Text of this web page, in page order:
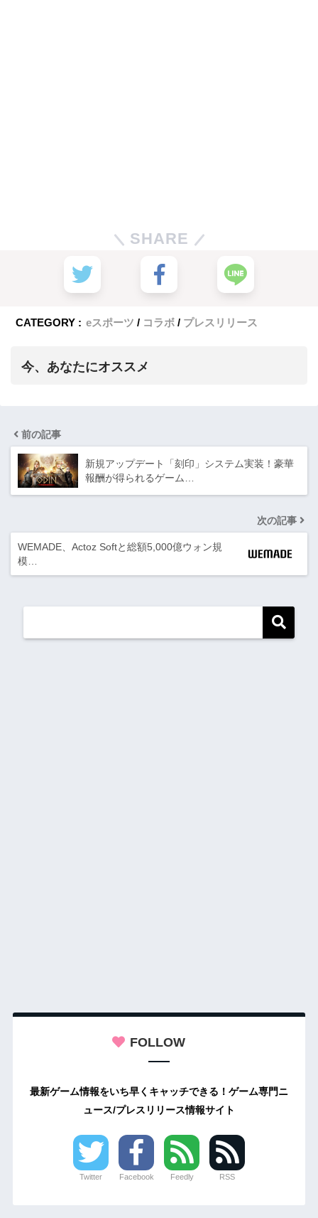
SHARE
CATEGORY : eスポーツ コラボ プレスリリース
今、あなたにオススメ
前の記事
新規アップデート「刻印」システム実装！豪華
報酬が得られるゲーム…
次の記事
WEMADE、Actoz Softと総額5,000億ウォン規
模…
FOLLOW
最新ゲーム情報をいち早くキャッチできる！ゲーム専門ニ
ュース/プレスリリース情報サイト
Twitter Facebook Feedly RSS